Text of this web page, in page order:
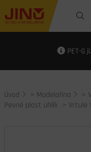
PET-G
Úvod > Modelařina >
Pevné plast uhlík > Vrtule